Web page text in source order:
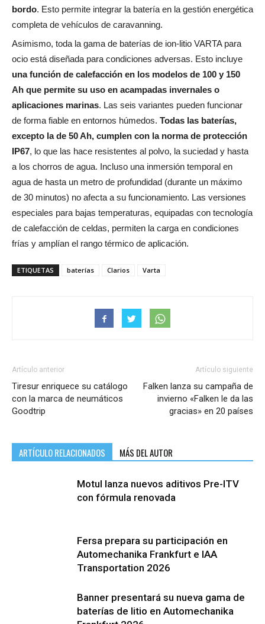
bordo. Esto permite integrar la batería en la gestión energética
completa de vehículos de caravanning.
Asimismo, toda la gama de baterías de ion-litio VARTA para
ocio está diseñada para condiciones adversas. Esto incluye
una función de calefacción en los modelos de 100 y 150
Ah que permite su uso en acampadas invernales o
aplicaciones marinas. Las seis variantes pueden funcionar
de forma fiable en entornos húmedos. Todas las baterías,
excepto la de 50 Ah, cumplen con la norma de protección
IP67, lo que las hace resistentes al polvo, la suciedad y hasta
a los chorros de agua. Incluso una inmersión temporal en
agua de hasta un metro de profundidad (durante un máximo
de 30 minutos) no afecta a su funcionamiento. Las versiones
especiales para bajas temperaturas, equipadas con tecnología
de calefacción de celdas, permiten la carga en condiciones
frías y amplían el rango térmico de aplicación.
ETIQUETAS baterías Clarios Varta
Artículo anterior
Tiresur enriquece su catálogo
con la marca de neumáticos
Goodtrip
Artículo siguiente
Falken lanza su campaña de
invierno «Falken le da las
gracias» en 20 países
ARTÍCULO RELACIONADOS MÁS DEL AUTOR
Motul lanza nuevos aditivos Pre-ITV
con fórmula renovada
Fersa prepara su participación en
Automechanika Frankfurt e IAA
Transportation 2026
Banner presentará su nueva gama de
baterías de litio en Automechanika